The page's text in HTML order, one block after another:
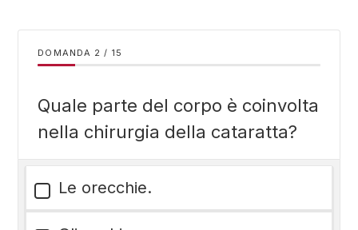
DOMANDA / 15
Quale parte del corpo è coinvolta
nella chirurgia della cataratta?
Le orecchie.